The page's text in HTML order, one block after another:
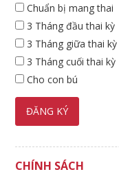
Chuẩn bị mang thai
3 Tháng đầu thai kỳ
3 Tháng giữa thai kỳ
3 Tháng cuối thai kỳ
Cho con bú
CHÍNH SÁCH